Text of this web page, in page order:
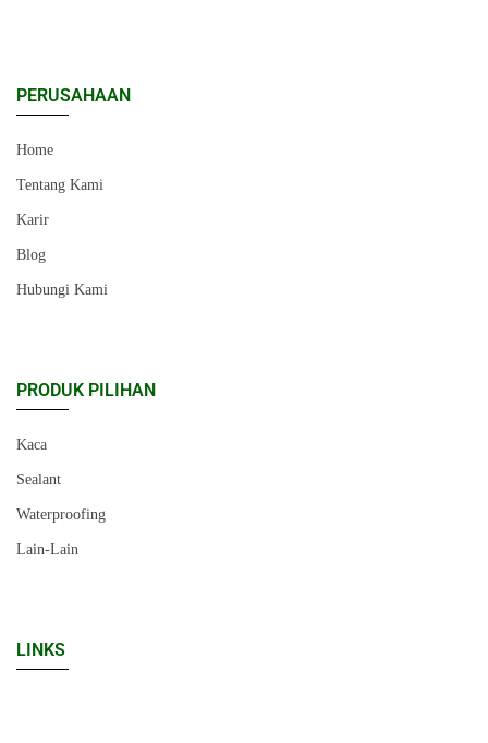
PERUSAHAAN
Home
Tentang Kami
Karir
Blog
Hubungi Kami
PRODUK PILIHAN
Kaca
Sealant
Waterproofing
Lain-Lain
LINKS